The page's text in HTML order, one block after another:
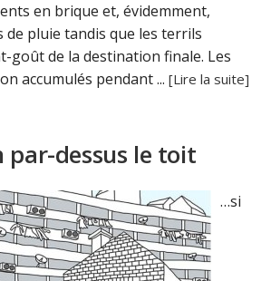
en brique et, évidemment,
de pluie tandis que les terrils
goût de la destination finale. Les
accumulés pendant ...[Lire la suite]
par-dessus le toit
…si